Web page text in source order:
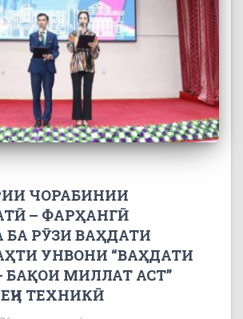
ЧОРАБИНИИ
– ФАРҲАНГӢ
РӮЗИ ВАҲДАТИ
УНВОНИ “ВАҲДАТИ
МИЛЛАТ АСТ”
ТЕХНИКӢ